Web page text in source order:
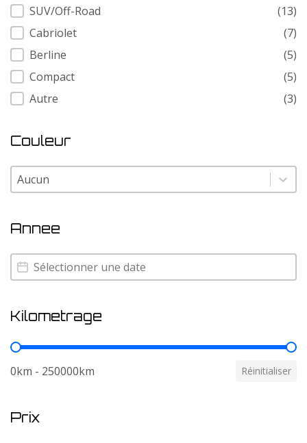
SUV/Off-Road
(13)
Cabriolet
(7)
Berline
(5)
Compact
(5)
Autre
(3)
Couleur
Couleur
Couleur
Annee
Annee
Annee
Kilometrage
Kilometrage
0km - 250000km Réinitialiser
Prix